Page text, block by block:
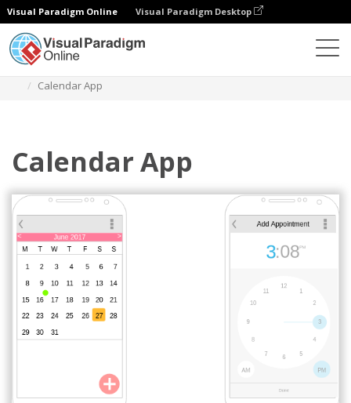
Visual Paradigm Online Visual Paradigm Desktop
Calendar App
Calendar App